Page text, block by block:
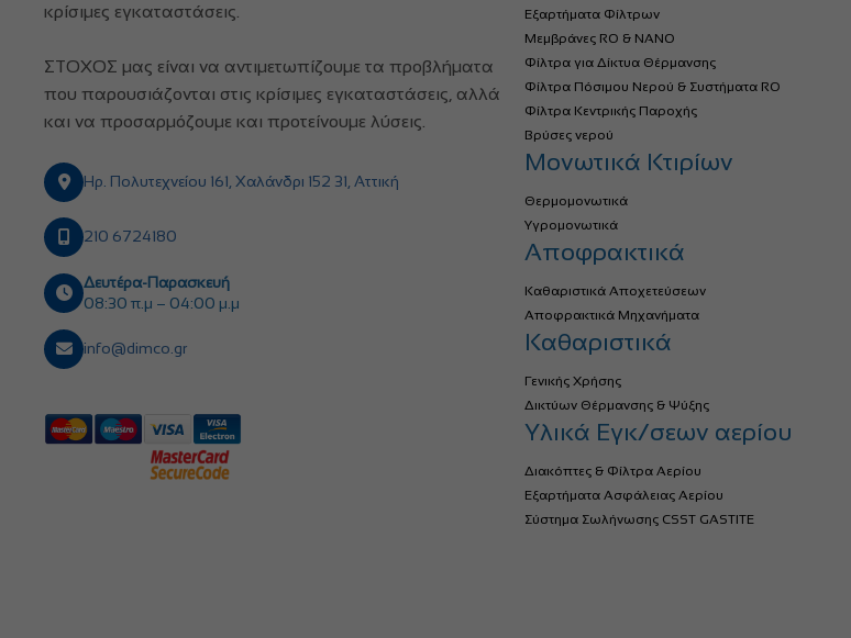
κρίσιμες εγκαταστάσεις.
ΣΤΟΧΟΣ μας είναι να αντιμετωπίζουμε τα προβλήματα
που παρουσιάζονται στις κρίσιμες εγκαταστάσεις, αλλά
και να προσαρμόζουμε και προτείνουμε λύσεις.
Ηρ. Πολυτεχνείου 161, Χαλάνδρι 152 31, Αττική
210 6724180
Δευτέρα-Παρασκευή
08:30 π.μ – 04:00 μ.μ
info@dimco.gr
Εξαρτήματα Φίλτρων
Μεμβράνες RO & NANO
Φίλτρα για Δίκτυα Θέρμανσης
Φίλτρα Πόσιμου Νερού & Συστήματα RO
Φίλτρα Κεντρικής Παροχής
Βρύσες νερού
Μονωτικά Κτιρίων
Θερμομονωτικά
Υγρομονωτικά
Αποφρακτικά
Καθαριστικά Αποχετεύσεων
Αποφρακτικά Μηχανήματα
Καθαριστικά
Γενικής Χρήσης
Δικτύων Θέρμανσης & Ψύξης
Υλικά Εγκ/σεων αερίου
Διακόπτες & Φίλτρα Αερίου
Εξαρτήματα Ασφάλειας Αερίου
Σύστημα Σωλήνωσης CSST GASTITE